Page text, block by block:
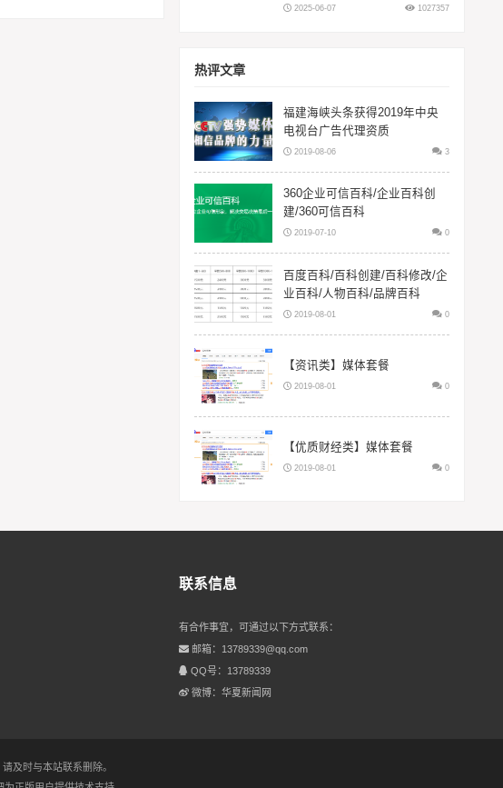
2025-06-07 1027357
热评文章
福建海峡头条获得2019年中央
电视台广告代理资质
2019-08-06 3
360企业可信百科/企业百科创
建/360可信百科
2019-07-10 0
百度百科/百科创建/百科修改/企
业百科/人物百科/品牌百科
2019-08-01 0
【资讯类】媒体套餐
2019-08-01 0
【优质财经类】媒体套餐
2019-08-01 0
联系信息
有合作事宜，可通过以下方式联系：
邮箱：13789339@qq.com
QQ号：13789339
微博：华夏新闻网
及时与本站联系删除。